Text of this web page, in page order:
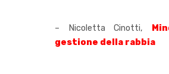
– Nicoletta Cinotti,
gestione della rabbia